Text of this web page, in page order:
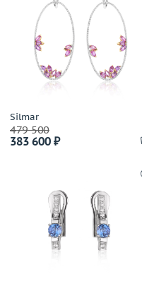
Leo Pizzo
LTJ
Lykov`s Jewellery
Magerit
Mauboussin
Palmiero
Prologue
Raima
Roberto Bravo
Roberto Coin
Размер (только для колец)
Выбрано: всё
Выбрано:
Silmar
479 500
383 600 ₽